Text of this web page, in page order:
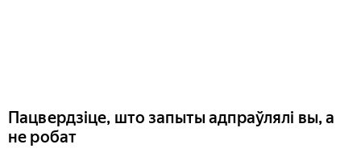
Пацвердзіце, што запыты адпраўлялі вы, а
не робат